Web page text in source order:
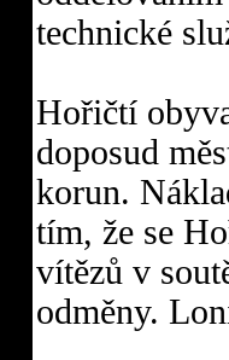
technické
Hořičtí
doposud
korun.
tím, že se
vítězů v
odměny.